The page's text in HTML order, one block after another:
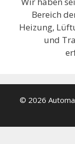
Bereich
Heizung,
und
© 2026